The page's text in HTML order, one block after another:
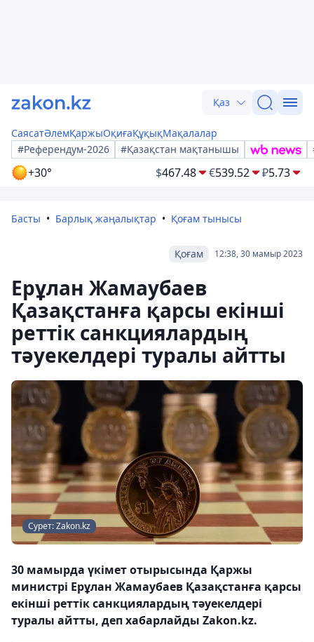
Қаз
СаясатӘлемҚаржыОқиғаҚұқықМақалалар
#Референдум-2026
#Қазақстан мақтанышы
+30° $467.48 €539.52 ₽5.73
Басты Барлық жаңалықтар Қоғам тынысы
12:38, 30 мамыр 2023
Қоғам
Ерұлан Жамаубаев
Қазақстанға қарсы екінші
реттік санкциялардың
тәуекелдері туралы айтты
Сурет: Zakon.kz
30 мамырда үкімет отырысында Қаржы
министрі Ерұлан Жамаубаев Қазақстанға қарсы
екінші реттік санкциялардың тәуекелдері
туралы айтты, деп хабарлайды Zakon.kz.